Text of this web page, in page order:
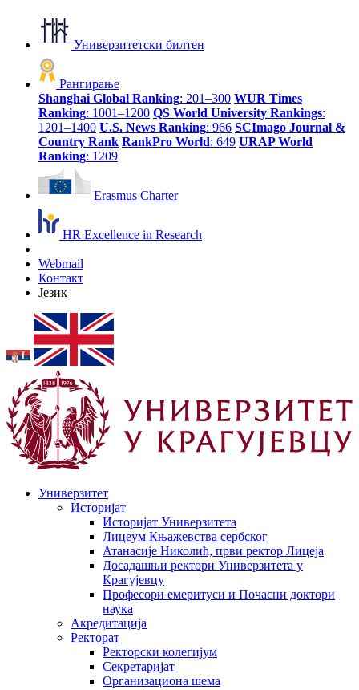
Универзитетски билтен
Рангирање
Shanghai Global Ranking: 201–300 WUR Times
Ranking: 1001–1200 QS World University Rankings:
1201–1400 U.S. News Ranking: 966 SCImago Journal &
Country Rank RankPro World: 649 URAP World
Ranking: 1209
Erasmus Charter
HR Excellence in Research
Webmail
Контакт
Језик
Универзитет
Историјат
Историјат Универзитета
Лицеум Књажевства сербског
Атанасије Николић, први ректор Лицеја
Досадашњи ректори Универзитета у
Крагујевцу
Професори емеритуси и Почасни доктори
наука
Акредитација
Ректорат
Ректорски колегијум
Секретаријат
Организациона шема